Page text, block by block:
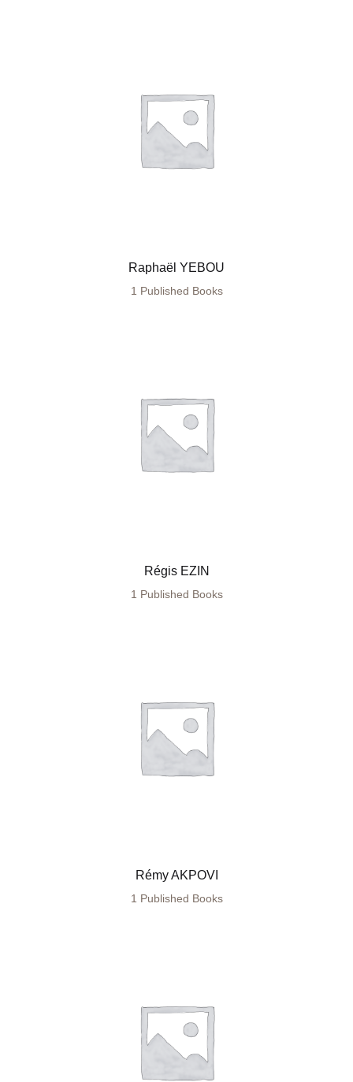
Raphaël YEBOU
1 Published Books
Régis EZIN
1 Published Books
Rémy AKPOVI
1 Published Books